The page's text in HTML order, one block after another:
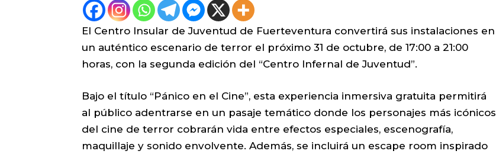
El Centro Insular de Juventud de Fuerteventura convertirá sus instalaciones en
un auténtico escenario de terror el próximo 31 de octubre, de 17:00 a 21:00
horas, con la segunda edición del “Centro Infernal de Juventud”.
Bajo el título “Pánico en el Cine”, esta experiencia inmersiva gratuita permitirá
al público adentrarse en un pasaje temático donde los personajes más icónicos
del cine de terror cobrarán vida entre efectos especiales, escenografía,
maquillaje y sonido envolvente. Además, se incluirá un escape room inspirado